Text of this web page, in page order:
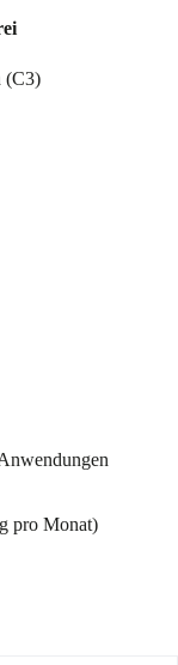
(C3)
pro Monat)